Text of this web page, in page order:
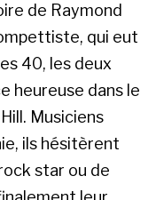
de Raymond
qui eut
40, les deux
heureuse dans le
Musiciens
ils hésitèrent
star ou de